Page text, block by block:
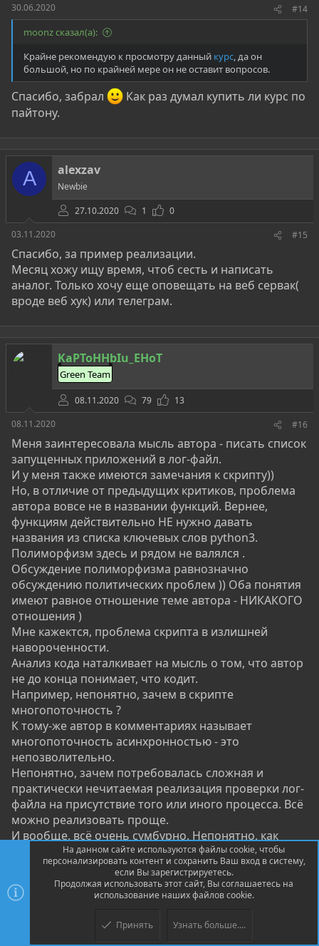
30.06.2020
#14
moonz сказал(а):
Крайне рекомендую к просмотру данный курс, да он
большой, но по крайней мере он не оставит вопросов.
Спасибо, забрал
Как раз думал купить ли курс по
пайтону.
A alexzav
Newbie
27.10.2020
1
0
03.11.2020
#15
Спасибо, за пример реализации.
Месяц хожу ищу время, чтоб сесть и написать
аналог. Только хочу еще оповещать на веб сервак(
вроде веб хук) или телеграм.
KaPToHHbIu_EHoT
Green Team
08.11.2020 79
13
08.11.2020
#16
Меня заинтересовала мысль автора - писать список
запущенных приложений в лог-файл.
И у меня также имеются замечания к скрипту))
Но, в отличие от предыдущих критиков, проблема
автора вовсе не в названии функций. Вернее,
функциям действительно НЕ нужно давать
названия из списка ключевых слов python3.
Полиморфизм здесь и рядом не валялся .
Обсуждение полиморфизма равнозначно
обсуждению политических проблем )) Оба понятия
имеют равное отношение теме автора - НИКАКОГО
отношения )
Мне кажектся, проблема скрипта в излишней
навороченности.
Анализ кода наталкивает на мысль о том, что автор
не до конца понимает, что кодит.
Например, непонятно, зачем в скрипте
многопоточность ?
К тому-же автор в комментариях называет
многопоточность асинхронностью - это
непозволительно.
Непонятно, зачем потребовалась сложная и
практически нечитаемая реализация проверки лог-
файла на присутствие того или иного процесса. Всё
можно реализовать проще.
И вообще, всё очень сумбурно. Непонятно, как
представленный скрипт работает.
Может, я тупой ?
Вот моё представление аналогичного скрипта под
Весь функционал можно написать всего в одной
На данном сайте используются файлы cookie, чтобы
персонализировать контент и сохранить Ваш вход в систему,
если Вы зарегистрируетесь.
Продолжая использовать этот сайт, Вы соглашаетесь на
использование наших файлов cookie.
Принять Узнать больше....